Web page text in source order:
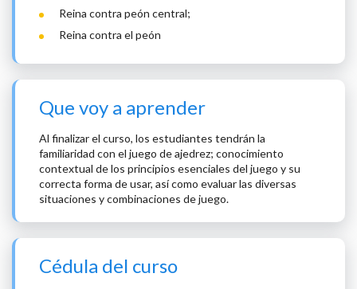
Reina contra peón central;
Reina contra el peón
Que voy a aprender
Al finalizar el curso, los estudiantes tendrán la
familiaridad con el juego de ajedrez; conocimiento
contextual de los principios esenciales del juego y su
correcta forma de usar, así como evaluar las diversas
situaciones y combinaciones de juego.
Cédula del curso